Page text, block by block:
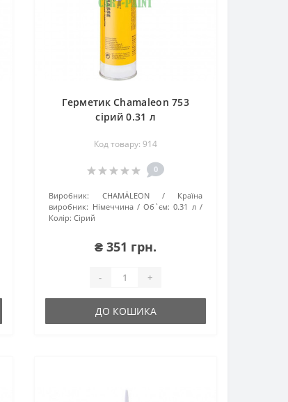
Герметик Chamaleon 753
сірий 0.31 л
Код товару: 914
0
Виробник: CHAMÄLEON
Країна
виробник: Німеччина Об`єм: 0.31 л
Колір: Сірий
₴ 351 грн.
- +
ДО КОШИКА